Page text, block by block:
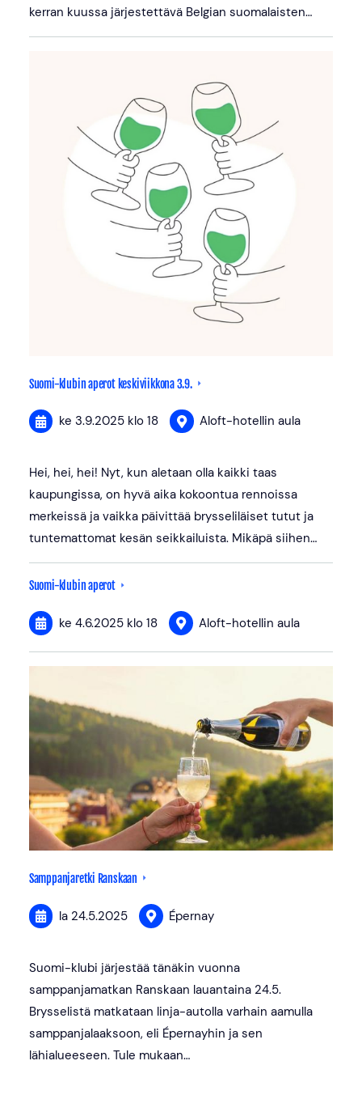
kerran kuussa järjestettävä Belgian suomalaisten…
Suomi-klubin aperot keskiviikkona 3.9.
ke 3.9.2025 klo 18 Aloft-hotellin aula
Hei, hei, hei! Nyt, kun aletaan olla kaikki taas
kaupungissa, on hyvä aika kokoontua rennoissa
merkeissä ja vaikka päivittää brysseliläiset tutut ja
tuntemattomat kesän seikkailuista. Mikäpä siihen…
Suomi-klubin aperot
ke 4.6.2025 klo 18 Aloft-hotellin aula
Samppanjaretki Ranskaan
la 24.5.2025 Épernay
Suomi-klubi järjestää tänäkin vuonna
samppanjamatkan Ranskaan lauantaina 24.5.
Brysselistä matkataan linja-autolla varhain aamulla
samppanjalaaksoon, eli Épernayhin ja sen
lähialueeseen. Tule mukaan…